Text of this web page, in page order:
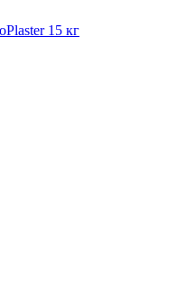
15 кг